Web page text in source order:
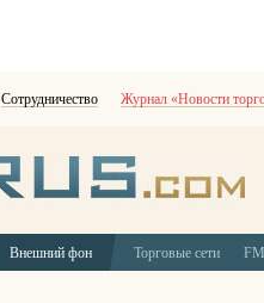
Сотрудничество Журнал «Новости
Внешний фон Торговые сети